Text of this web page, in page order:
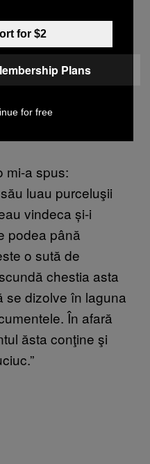
înainte să fie
din Polonia,
că fecalele
aşa că pot fi
lac cu purceluși
mi-a spus:
luau purceluşii
vindeca și-i
podea până
o sută de
chestia asta
se dizolve în laguna
În afară
ăsta conţine şi
for $2
Plans
for free